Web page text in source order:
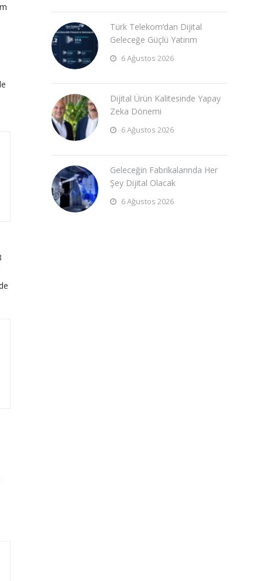
Türk Telekom’dan Dijital
Geleceğe Güçlü Yatırım
6 Ağustos 2026
Dijital Ürün Kalitesinde Yapay
Zeka Dönemi
6 Ağustos 2026
Geleceğin Fabrikalarında Her
Şey Dijital Olacak
6 Ağustos 2026